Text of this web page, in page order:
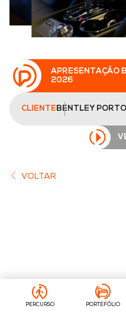
APRESENTAÇÃO
2026
CLIENTE BENTLEY PORTO
VOLTAR
PERCURSO PORTEFÓLIO